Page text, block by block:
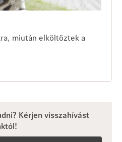
miután elköltöztek a
Kérjen visszahívást